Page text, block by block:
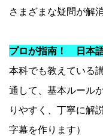
さまざまな疑問が解
プロが指南！ 日本
本科でも教えている
通して、基本ルール
りやすく、丁寧に解
字幕を作ります）